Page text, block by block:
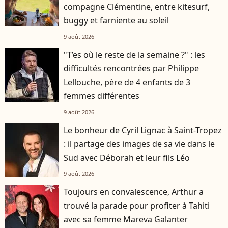
compagne Clémentine, entre kitesurf,
buggy et farniente au soleil
9 août 2026
"T’es où le reste de la semaine ?" : les
difficultés rencontrées par Philippe
Lellouche, père de 4 enfants de 3
femmes différentes
9 août 2026
Le bonheur de Cyril Lignac à Saint-Tropez
: il partage des images de sa vie dans le
Sud avec Déborah et leur fils Léo
9 août 2026
Toujours en convalescence, Arthur a
trouvé la parade pour profiter à Tahiti
avec sa femme Mareva Galanter